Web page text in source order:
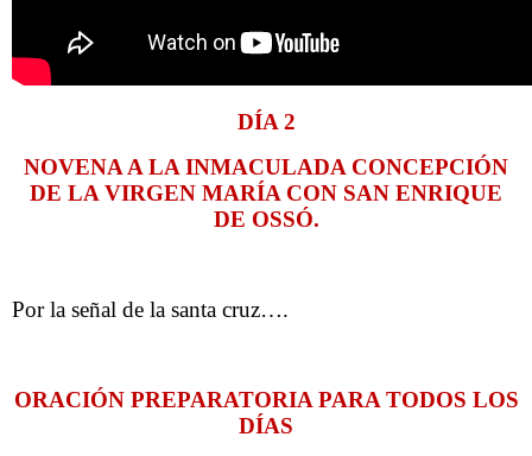
DÍA 2
NOVENA A LA INMACULADA CONCEPCIÓN
DE LA VIRGEN MARÍA CON SAN ENRIQUE
DE OSSÓ.
Por la señal de la santa cruz….
ORACIÓN PREPARATORIA PARA TODOS LOS
DÍAS